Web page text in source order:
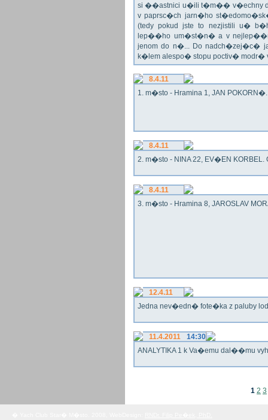
si ��astnici u�ili t�m�� v�echny
v paprsc�ch jarn�ho
(tedy pokud jste to nezjistili u�
lep��ho um�st�n� a v
jenom do n�... Do nadch�zej�c�
k�lem alespo� stopu poctiv�
8.4.11
1. m�sto - Hramina 1, JAN
8.4.11
2. m�sto - NINA 22, EV�EN KORBEL.
8.4.11
3. m�sto - Hramina 8, JAROSLAV
12.4.11
Jedna nev�edn� fote�ka z paluby
11.4.2011
14:30
ANALYTIKA 1 k Va�emu dal��mu
1 2 3